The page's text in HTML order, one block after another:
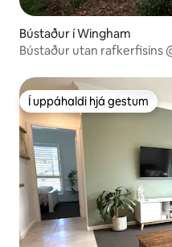
Bústaður í Wingham
Bústaður utan rafkerfisins
Í uppáhaldi hjá gestum
Í uppáhaldi hjá gestum